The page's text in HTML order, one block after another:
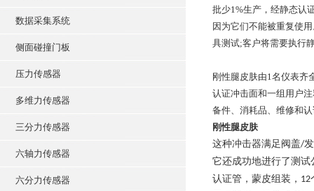
数据采集系统
侧面碰撞门板
压力传感器
多维力传感器
三分力传感器
六轴力传感器
六分力传感器
批少1%生产，经静态认
因为它们不能被重复使
具测试;客户将需要执行
刚性腿皮肤由1名仪表齐
认证冲击面和一组用户
备件、消耗品、维修和
刚性腿皮肤
这种冲击器满足阀盖/
它还成功地进行了测
认证管，蒙皮组装， 12